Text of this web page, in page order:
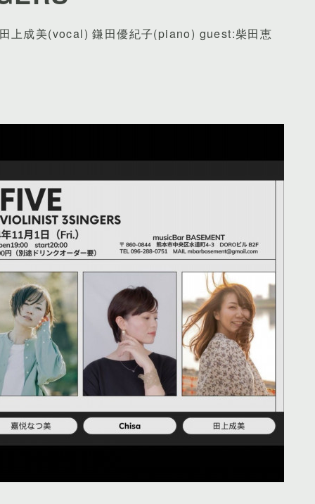
上成美(vocal) 鎌田優紀子(piano) guest:柴田恵